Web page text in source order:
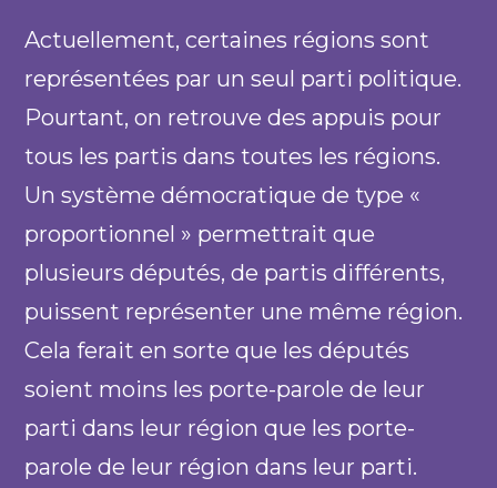
Actuellement, certaines régions sont
représentées par un seul parti politique.
Pourtant, on retrouve des appuis pour
tous les partis dans toutes les régions.
Un système démocratique de type «
proportionnel » permettrait que
plusieurs députés, de partis différents,
puissent représenter une même région.
Cela ferait en sorte que les députés
soient moins les porte-parole de leur
parti dans leur région que les porte-
parole de leur région dans leur parti.